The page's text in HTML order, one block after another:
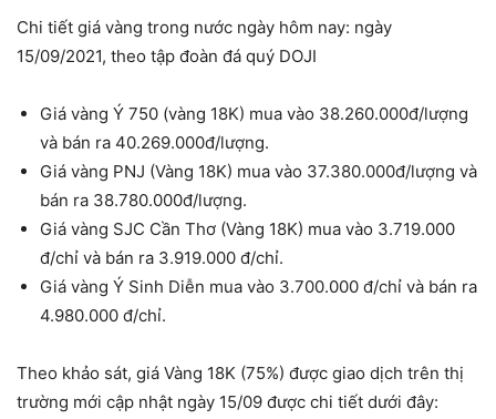
Chi tiết giá vàng trong nước ngày hôm nay: ngày
15/09/2021, theo tập đoàn đá quý DOJI
Giá vàng Ý 750 (vàng 18K) mua vào 38.260.000đ/lượng
và bán ra 40.269.000đ/lượng.
Giá vàng PNJ (Vàng 18K) mua vào 37.380.000đ/lượng và
bán ra 38.780.000đ/lượng.
Giá vàng SJC Cần Thơ (Vàng 18K) mua vào 3.719.000
đ/chỉ và bán ra 3.919.000 đ/chỉ.
Giá vàng Ý Sinh Diễn mua vào 3.700.000 đ/chỉ và bán ra
4.980.000 đ/chỉ.
Theo khảo sát, giá Vàng 18K (75%) được giao dịch trên thị
trường mới cập nhật ngày 15/09 được chi tiết dưới đây: